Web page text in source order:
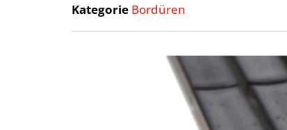
Kategorie Bordüren